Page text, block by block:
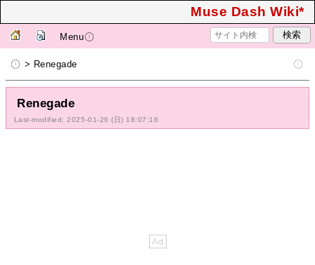
Muse Dash Wiki*
Menu
> Renegade
Renegade
Last-modified: 2025-01-26 (日) 18:07:16